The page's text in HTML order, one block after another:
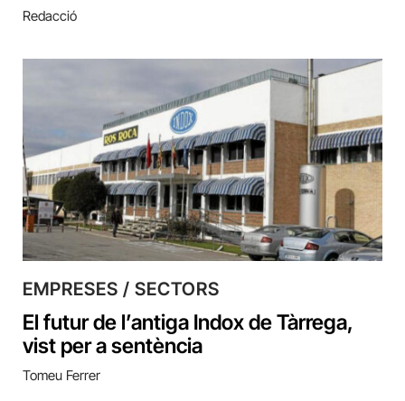
Redacció
EMPRESES / SECTORS
El futur de l’antiga Indox de Tàrrega,
vist per a sentència
Tomeu Ferrer